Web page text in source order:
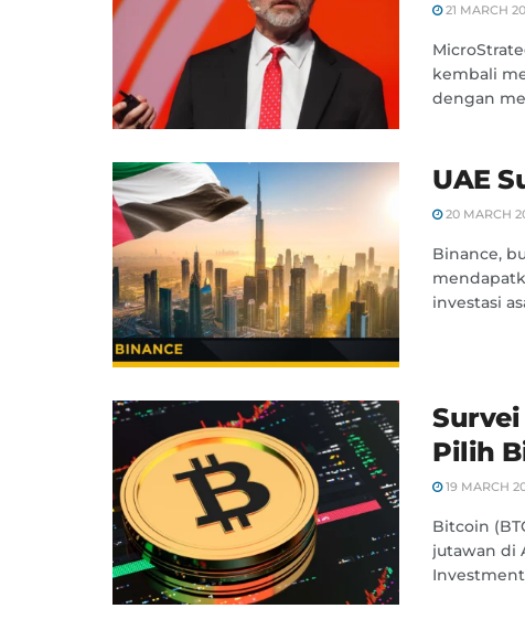
21 MARCH
kembali
dengan
UAE
20 MARCH
Binance,
investasi
Survei
Pilih
19 MARCH
Bitcoin
jutawan di